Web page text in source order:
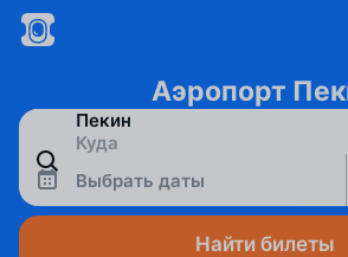
Аэропорт
Выбрать даты
Найти билеты